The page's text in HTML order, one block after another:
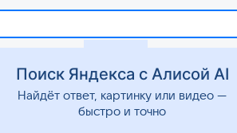
Китайские авто Штрафы и ПДД
Поиск Яндекса с Алисой AI
Найдёт ответ, картинку или видео —
быстро и точно